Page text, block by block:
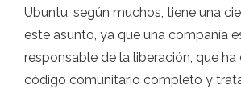
Ubuntu, según muchos, tiene una
este asunto, ya que una compañía
responsable de la liberación, que
código comunitario completo y